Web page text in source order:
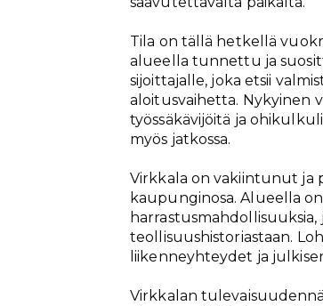
Tila on tällä hetkellä
alueella tunnettu ja
sijoittajalle, joka etsii
aloitusvaihetta. Nykyinen
työssäkävijöitä ja
myös jatkossa.
Virkkala on vakiintunut ja
kaupunginosa. Alueella
teollisuushistoriastaan.
liikenneyhteydet ja
Virkkalan